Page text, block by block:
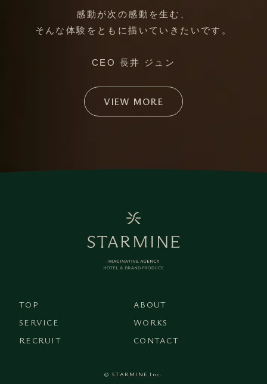
感動が次の感動を生む、
そんな体験をともに描いていきたいです。
CEO 長井 ジュン
VIEW MORE
TOP
ABOUT
SERVICE
WORKS
RECRUIT
CONTACT
© STARMINE Inc.